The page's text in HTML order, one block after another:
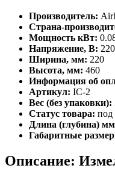
Производитель:
Страна-
Мощность кВт:
Напряжение, В: 220
Ширина, мм: 220
Высота, мм: 460
Информация об
Артикул: IC-2
Вес (без упаковки):
Статус товара: под
Длина (глубина)
Габаритные
Описание: